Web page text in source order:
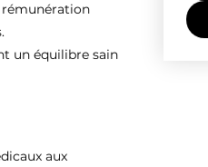
rémunération
un équilibre sain
aux